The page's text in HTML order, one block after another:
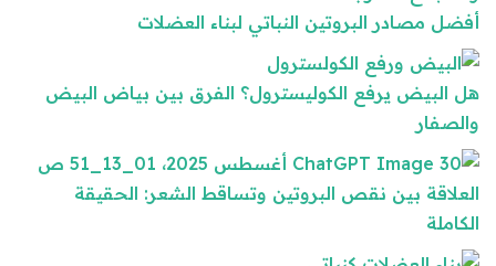
أفضل مصادر البروتين النباتي لبناء العضلات
هل البيض يرفع الكوليسترول؟ الفرق بين بياض البيض
والصفار
العلاقة بين نقص البروتين وتساقط الشعر: الحقيقة
الكاملة